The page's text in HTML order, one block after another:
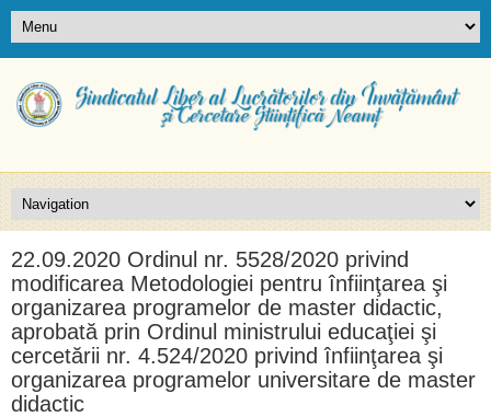
22.09.2020 Ordinul nr. 5528/2020 privind
modificarea Metodologiei pentru înfiinţarea şi
organizarea programelor de master didactic,
aprobată prin Ordinul ministrului educaţiei şi
cercetării nr. 4.524/2020 privind înfiinţarea şi
organizarea programelor universitare de master
didactic